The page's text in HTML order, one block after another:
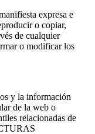
expresa e
o copiar,
de cualquier
o modificar los
y la información
de la web o
relacionadas de